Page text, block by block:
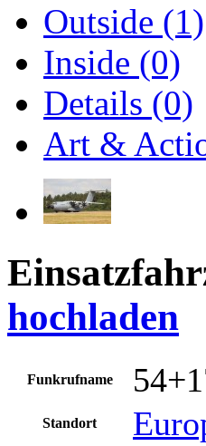
Outside (1)
Inside (0)
Details (0)
Art &
hochladen
Funkrufname
Standort